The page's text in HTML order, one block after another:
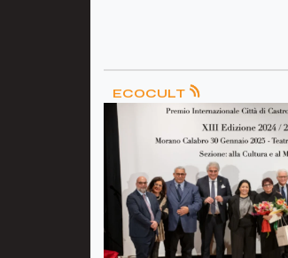
ECOCULT